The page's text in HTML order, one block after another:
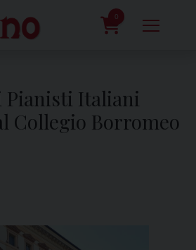
0
Pianisti Italiani
Collegio Borromeo